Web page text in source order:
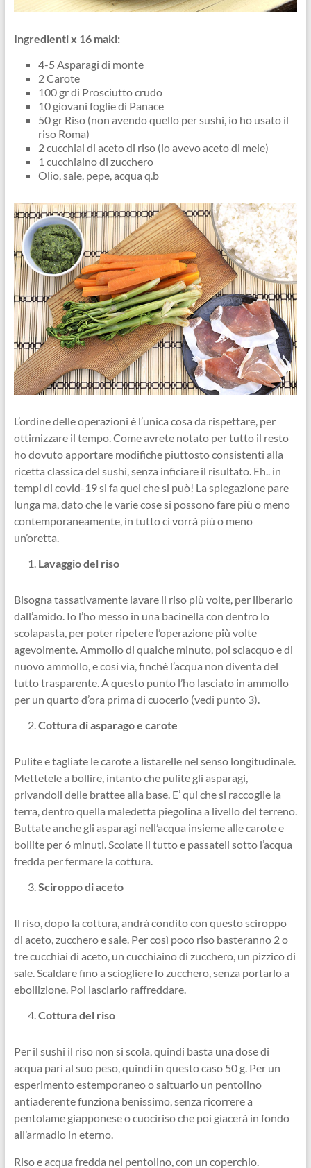
Ingredienti x 16 maki:
4-5 Asparagi di monte
2 Carote
100 gr di Prosciutto crudo
10 giovani foglie di Panace
50 gr Riso (non avendo quello per sushi, io ho usato il
riso Roma)
2 cucchiai di aceto di riso (io avevo aceto di mele)
1 cucchiaino di zucchero
Olio, sale, pepe, acqua q.b
L’ordine delle operazioni è l’unica cosa da rispettare, per
ottimizzare il tempo. Come avrete notato per tutto il resto
ho dovuto apportare modifiche piuttosto consistenti alla
ricetta classica del sushi, senza inficiare il risultato. Eh.. in
tempi di covid-19 si fa quel che si può! La spiegazione pare
lunga ma, dato che le varie cose si possono fare più o meno
contemporaneamente, in tutto ci vorrà più o meno
un’oretta.
Lavaggio del riso
Bisogna tassativamente lavare il riso più volte, per liberarlo
dall’amido. Io l’ho messo in una bacinella con dentro lo
scolapasta, per poter ripetere l’operazione più volte
agevolmente. Ammollo di qualche minuto, poi sciacquo e di
nuovo ammollo, e così via, finchè l’acqua non diventa del
tutto trasparente. A questo punto l’ho lasciato in ammollo
per un quarto d’ora prima di cuocerlo (vedi punto 3).
Cottura di asparago e carote
Pulite e tagliate le carote a listarelle nel senso longitudinale.
Mettetele a bollire, intanto che pulite gli asparagi,
privandoli delle brattee alla base. E’ qui che si raccoglie la
terra, dentro quella maledetta piegolina a livello del terreno.
Buttate anche gli asparagi nell’acqua insieme alle carote e
bollite per 6 minuti. Scolate il tutto e passateli sotto l’acqua
fredda per fermare la cottura.
Sciroppo di aceto
Il riso, dopo la cottura, andrà condito con questo sciroppo
di aceto, zucchero e sale. Per così poco riso basteranno 2 o
tre cucchiai di aceto, un cucchiaino di zucchero, un pizzico di
sale. Scaldare fino a sciogliere lo zucchero, senza portarlo a
ebollizione. Poi lasciarlo raffreddare.
Cottura del riso
Per il sushi il riso non si scola, quindi basta una dose di
acqua pari al suo peso, quindi in questo caso 50 g. Per un
esperimento estemporaneo o saltuario un pentolino
antiaderente funziona benissimo, senza ricorrere a
pentolame giapponese o cuociriso che poi giacerà in fondo
all’armadio in eterno.
Riso e acqua fredda nel pentolino, con un coperchio.